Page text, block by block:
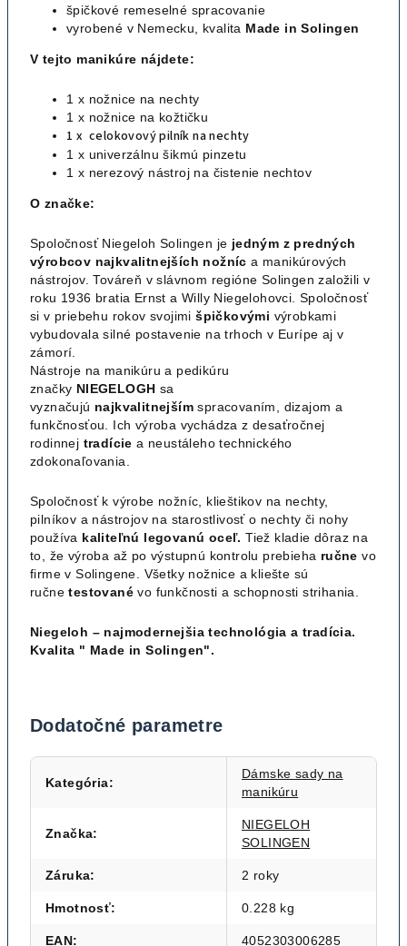
špičkové remeselné spracovanie
vyrobené v Nemecku, kvalita Made in Solingen
V tejto manikúre nájdete:
1 x nožnice na nechty
1 x nožnice na kožtičku
1 x celokovový pilník na nechty
1 x univerzálnu šikmú pinzetu
1 x nerezový nástroj na čistenie nechtov
O značke:
Spoločnosť Niegeloh Solingen je jedným z predných
výrobcov najkvalitnejších nožníc a manikúrových
nástrojov. Továreň v slávnom regióne Solingen založili v
roku 1936 bratia Ernst a Willy Niegelohovci. Spoločnosť
si v priebehu rokov svojimi špičkovými výrobkami
vybudovala silné postavenie na trhoch v Eurípe aj v
zámorí.
Nástroje na manikúru a pedikúru
značky NIEGELOGH sa
vyznačujú najkvalitnejšímspracovaním, dizajom a
funkčnosťou. Ich výroba vychádza z desaťročnej
rodinnej tradíciea neustáleho technického
zdokonaľovania.
Spoločnosť k výrobe nožníc, klieštikov na nechty,
pilníkov a nástrojov na starostlivosť o nechty či nohy
používa kaliteľnú legovanú oceľ.Tiež kladie dôraz na
to, že výroba až po výstupnú kontrolu prebieha ručne vo
firme v Solingene. Všetky nožnice a kliešte sú
ručnetestovanévo funkčnosti a schopnosti strihania.
Niegeloh – najmodernejšia technológia a tradícia.
Kvalita " Made in Solingen".
Dodatočné parametre
Kategória:
Dámske sady na
manikúru
Značka:
NIEGELOH
SOLINGEN
Záruka: 2 roky
Hmotnosť: 0.228 kg
EAN: 4052303006285